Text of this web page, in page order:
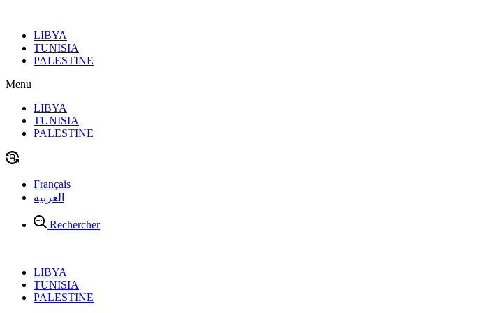
contenuLIBYA
TUNISIA
PALESTINE
Menu
LIBYA
TUNISIA
PALESTINE
Français
العربية
Rechercher
LIBYA
TUNISIA
PALESTINE